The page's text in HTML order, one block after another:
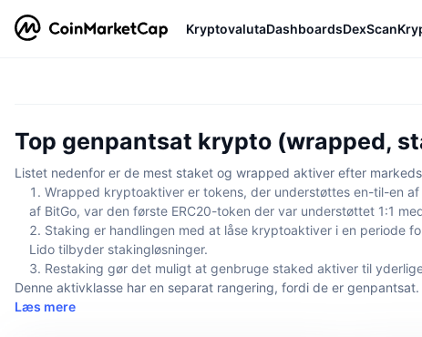
KryptovalutaDashboardsDexScan
Top genpantsat krypto (wrapped,
Listet nedenfor er de mest staket og wrapped aktiver efter
Wrapped kryptoaktiver er tokens, der understøttes en-til-en
af BitGo, var den første ERC20-token der var understøttet 1:1
Staking er handlingen med at låse kryptoaktiver i en periode
Lido tilbyder stakingløsninger.
Restaking gør det muligt at genbruge staked aktiver til
Denne aktivklasse har en separat rangering, fordi de er genpantsat.
Læs mere